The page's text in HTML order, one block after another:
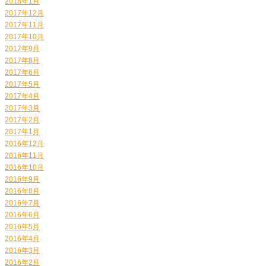
2017年12月
2017年11月
2017年10月
2017年9月
2017年8月
2017年6月
2017年5月
2017年4月
2017年3月
2017年2月
2017年1月
2016年12月
2016年11月
2016年10月
2016年9月
2016年8月
2016年7月
2016年6月
2016年5月
2016年4月
2016年3月
2016年2月